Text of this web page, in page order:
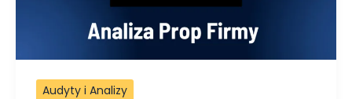
Audyty i Analizy